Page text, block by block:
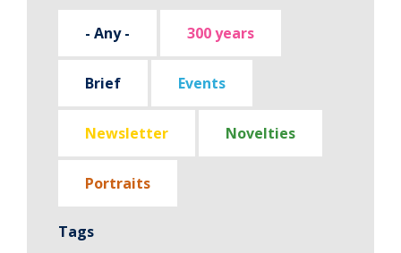
- Any - 300 years
Brief Events
Newsletter Novelties
Portraits
Tags